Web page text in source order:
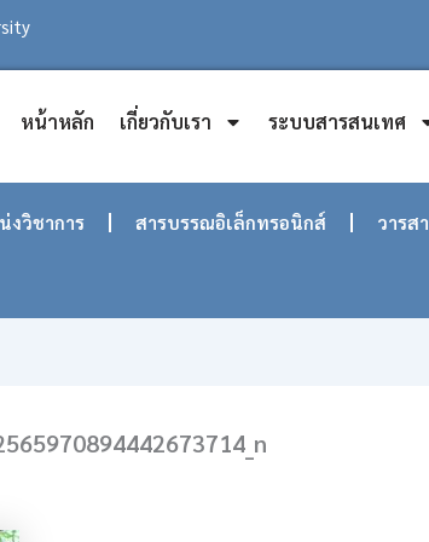
หน้าหลัก เกี่ยวกับเรา ระบบสารสนเทศ
งวิชาการ สารบรรณอิเล็กทรอนิกส์ วารส